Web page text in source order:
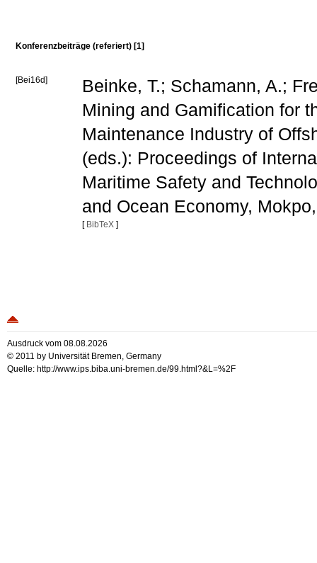
Konferenzbeiträge (referiert) [1]
[Bei16d]
Beinke, T.; Schamann, A.;
Mining and Gamification for
Maintenance Industry of
(eds.): Proceedings of
Maritime Safety and
and Ocean Economy,
[ BibTeX ]
Ausdruck vom 08.08.2026
© 2011 by Universität Bremen, Germany
Quelle: http://www.ips.biba.uni-bremen.de/99.html?&L=%2F